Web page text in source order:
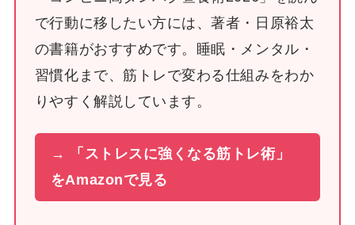
で行動に移したい方には、著者・日原裕太
の書籍がおすすめです。睡眠・メンタル・
習慣化まで、筋トレで変わる仕組みをわか
りやすく解説しています。
→ 「ストレスに強くなる筋トレ術」
をAmazonで見る